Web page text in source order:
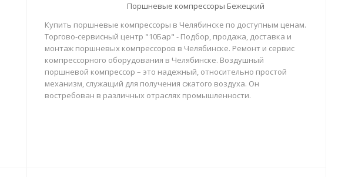
Поршневые компрессоры Бежецкий
Купить поршневые компрессоры в Челябинске по доступным ценам.
Торгово-сервисный центр "10Бар" - Подбор, продажа, доставка и
монтаж поршневых компрессоров в Челябинске. Ремонт и сервис
компрессорного оборудования в Челябинске. Воздушный
поршневой компрессор – это надежный, относительно простой
механизм, служащий для получения сжатого воздуха. Он
востребован в различных отраслях промышленности.